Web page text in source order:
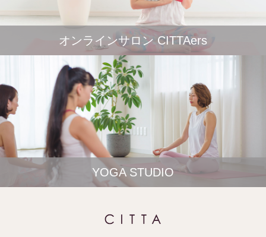
オンラインサロン CITTAers
YOGA STUDIO